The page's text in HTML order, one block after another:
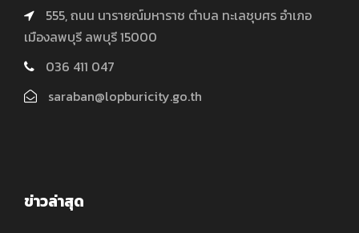
555, ถนน นารายณ์มหาราช ตำบล ทะเลชุบศร อำเภอ
เมืองลพบุรี ลพบุรี 15000
036 411 047
saraban@lopburicity.go.th
ข่าวล่าสุด